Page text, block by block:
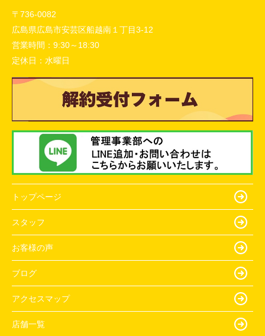
〒736-0082
広島県広島市安芸区船越南１丁目3-12
営業時間： 9:30～18:30
定休日： 水曜日
トップページ
スタッフ
お客様の声
ブログ
アクセスマップ
店舗一覧